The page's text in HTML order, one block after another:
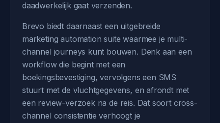
daadwerkelijk gaat verzenden.
Brevo biedt daarnaast een uitgebreide
marketing automation suite waarmee je multi-
channel journeys kunt bouwen. Denk aan een
workflow die begint met een
boekingsbevestiging, vervolgens een SMS
stuurt met de vluchtgegevens, en afrondt met
een review-verzoek na de reis. Dat soort cross-
channel consistentie verhoogt je